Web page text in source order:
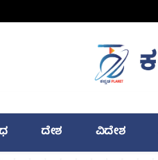
ದೇಶ ವಿದೇಶ